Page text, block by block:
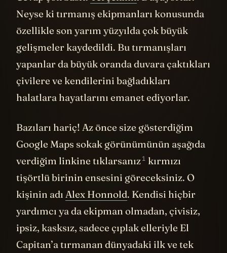
Neyse ki tırmanış ekipmanları konusunda
özellikle son yarım yüzyılda çok büyük
gelişmeler kaydedildi. Bu tırmanışları
yapanlar da büyük oranda duvara çaktıkları
çivilere ve kendilerini bağladıkları
halatlara hayatlarını emanet ediyorlar.
Bazıları hariç! Az önce size gösterdiğim
Google Maps sokak görünümünün aşağıda
verdiğim linkine tıklarsanız1 kırmızı
tişörtlü birinin ensesini göreceksiniz. O
kişinin adı Alex Honnold. Kendisi hiçbir
yardımcı ya da ekipman olmadan, çivisiz,
ipsiz, kasksız, sadece çıplak elleriyle El
Capitan’a tırmanan dünyadaki ilk ve tek